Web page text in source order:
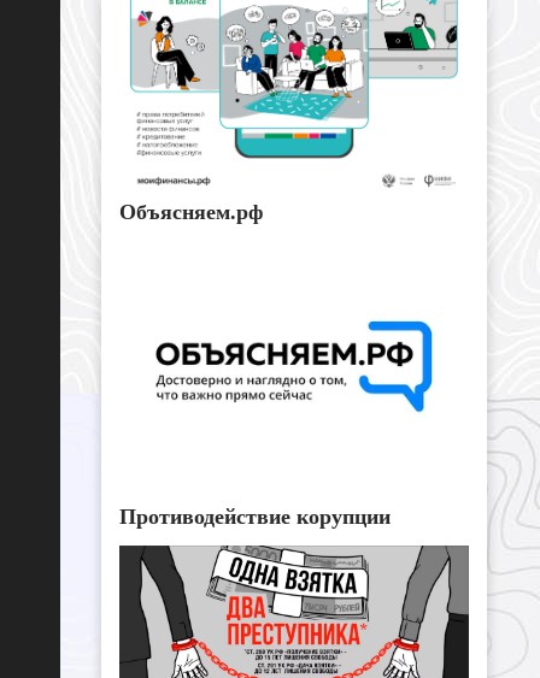
Объясняем.рф
Противодействие корупции